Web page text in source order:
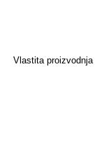
Vlastita proizvodnja